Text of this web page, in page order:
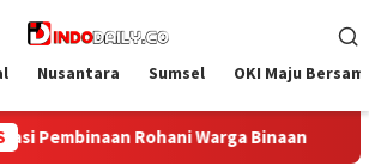
Nusantara Sumsel OKI Maju
Kesamaan Persepsi, Lapas Narkotika